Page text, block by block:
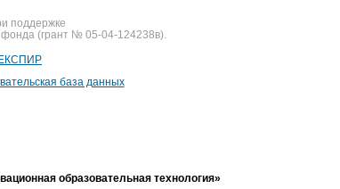
поддержке
фонда (грант № 05-04-124238в).
образовательная технология»